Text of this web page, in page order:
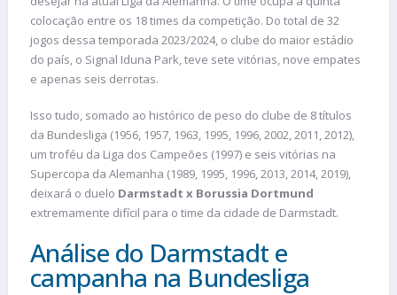
colocação entre os 18 times da competição. Do total de 32
jogos dessa temporada 2023/2024, o clube do maior estádio
do país, o Signal Iduna Park, teve sete vitórias, nove empates
e apenas seis derrotas.
Isso tudo, somado ao histórico de peso do clube de 8 títulos
da Bundesliga (1956, 1957, 1963, 1995, 1996, 2002, 2011, 2012),
um troféu da Liga dos Campeões (1997) e seis vitórias na
Supercopa da Alemanha (1989, 1995, 1996, 2013, 2014, 2019),
deixará o duelo Darmstadt x Borussia Dortmund
extremamente difícil para o time da cidade de Darmstadt.
Análise do Darmstadt e
campanha na Bundesliga